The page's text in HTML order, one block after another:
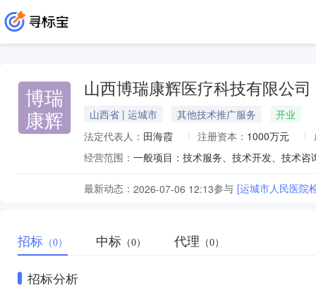
博瑞
康辉
山西博瑞康辉医疗科技有限公司
山西省 | 运城市 其他技术推广服务
开业
法定代表人： 田海霞 注册资本： 1000万元
经营范围：
最新动态： 2026-07-06 12:13参与 [运城市人民医院
招标 （0） 中标 （0） 代理 （0）
招标分析